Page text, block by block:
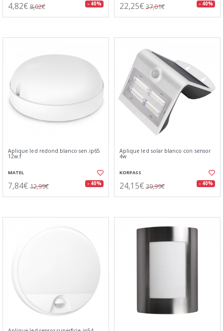
4,82€ 8,02€ - 40% 22,25€ 37,01€ - 40%
Aplique led redond.blanco sen.ip65
12w.f
MATEL
7,84€ 12,99€ - 40%
Aplique led solar blanco con sensor
4w
KORPASS
24,15€ 39,99€ - 40%